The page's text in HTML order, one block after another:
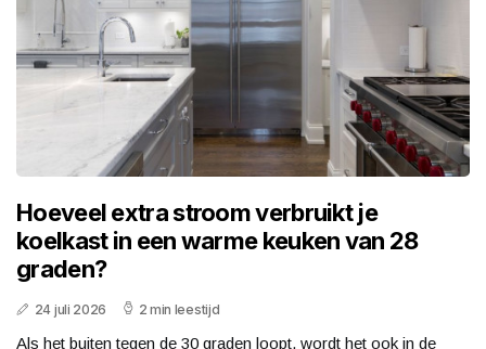
Hoeveel extra stroom verbruikt je
koelkast in een warme keuken van 28
graden?
24 juli 2026 2 min leestijd
Als het buiten tegen de 30 graden loopt, wordt het ook in de